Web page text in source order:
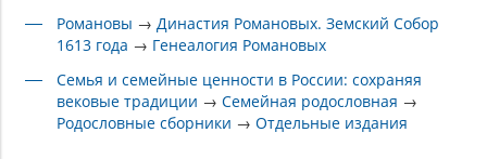
Романовы →Династия Романовых. Земский Собор
1613 года → Генеалогия Романовых
Семья и семейные ценности в России: сохраняя
вековые традиции →Семейная родословная →
Родословные сборники →Отдельные издания